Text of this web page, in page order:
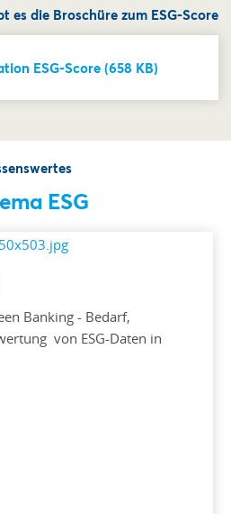
es die Broschüre zum ESG-Score
ESG-Score (658 KB)
ESG
Banking - Bedarf,
von ESG-Daten in